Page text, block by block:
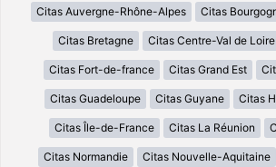
Citas Auvergne-Rhône-Alpes Citas
Citas Bretagne Citas Centre-Val de Loire
Citas Fort-de-france Citas Grand Est
Citas Guadeloupe Citas Guyane Citas
Citas Île-de-France Citas La Réunion
Citas Normandie Citas Nouvelle-Aquitaine